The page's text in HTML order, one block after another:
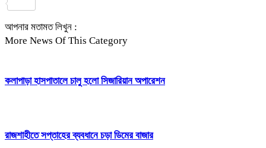
আপনার মতামত লিখুন :
More News Of This Category
কলাপাড়া হাসপাতালে চালু হলো সিজারিয়ান অপারেশন
রাজশাহীতে সপ্তাহের ব্যবধানে চড়া ডিমের বাজার